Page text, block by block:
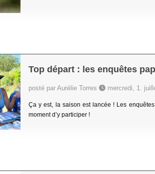
Top départ : les enquêtes
posté par Aurélie Torres mercredi, 1.
Ça y est, la saison est lancée ! Les
moment d’y participer !